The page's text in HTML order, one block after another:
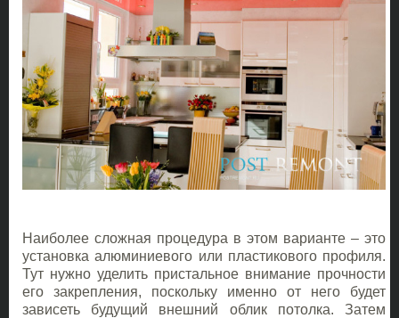
Наиболее сложная процедура в этом варианте – это
установка алюминиевого или пластикового профиля.
Тут нужно уделить пристальное внимание прочности
его закрепления, поскольку именно от него будет
зависеть будущий внешний облик потолка. Затем